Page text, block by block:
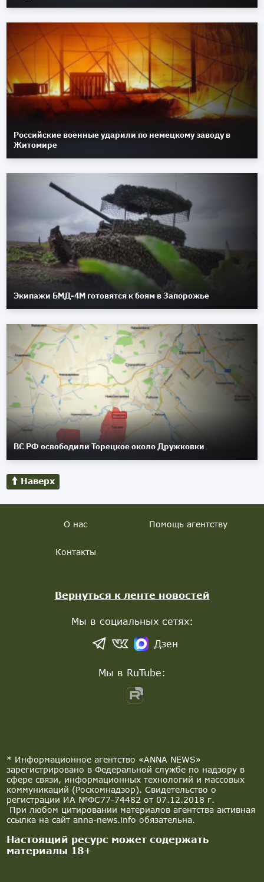
Российские военные ударили по немецкому заводу в
Житомире
Экипажи БМД-4М готовятся к боям в Запорожье
ВС РФ освободили Торецкое около Дружковки
Наверх
* Информационное агентство «ANNA NEWS»
зарегистрировано в Федеральной службе по надзору в
сфере связи, информационных технологий и массовых
коммуникаций (Роскомнадзор). Свидетельство о
регистрации ИА №ФС77-74482 от 07.12.2018 г.
При любом цитировании материалов агентства активная
ссылка на сайт anna-news.info обязательна.
Настоящий ресурс может содержать
материалы 18+
О нас Помощь агентству
Контакты
Вернуться к ленте новостей
Мы в социальных сетях:
Дзен
Мы в RuTube: